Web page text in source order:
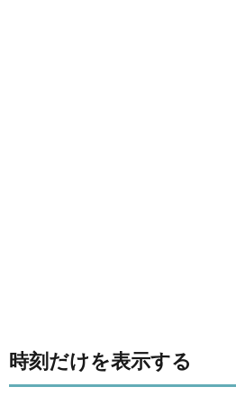
時刻だけを表示する